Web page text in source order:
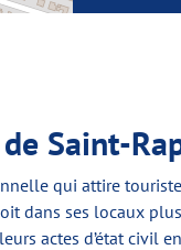
Saint-
qui attire
dans ses locaux
actes d’état civil